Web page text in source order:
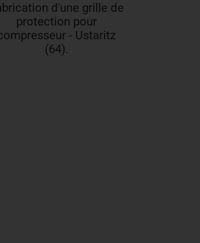
d'une grille de
protection pour
- Ustaritz
(64).